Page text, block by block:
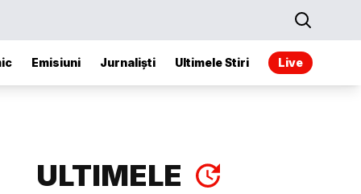
Emisiuni Jurnaliști Ultimele Stiri Live
ULTIMELE